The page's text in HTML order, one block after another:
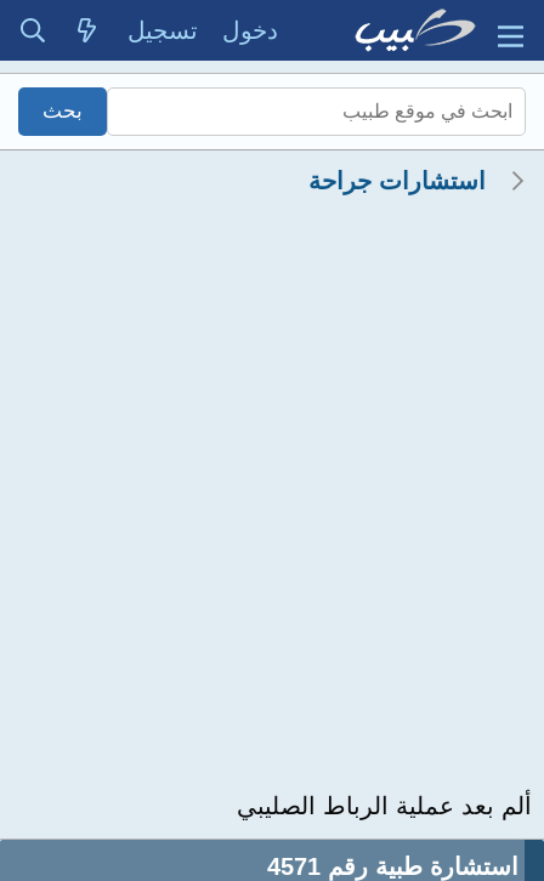
دخول تسجيل
استشارات جراحة
ألم بعد عملية الرباط الصليبي
استشارة طبية رقم 4571